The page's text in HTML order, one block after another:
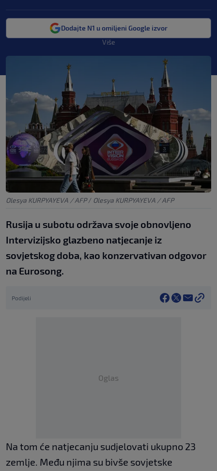
Dodajte N1 u omiljeni Google izvor
Više
Olesya KURPYAYEVA / AFP / Olesya KURPYAYEVA / AFP
Rusija u subotu održava svoje obnovljeno
Intervizijsko glazbeno natjecanje iz
sovjetskog doba, kao konzervativan odgovor
na Eurosong.
Podijeli
Oglas
Na tom će natjecanju sudjelovati ukupno 23
zemlje. Među njima su bivše sovjetske